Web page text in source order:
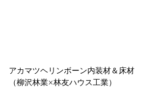
アカマツヘリンボーン内装材＆床材
（柳沢林業×林友ハウス工業）